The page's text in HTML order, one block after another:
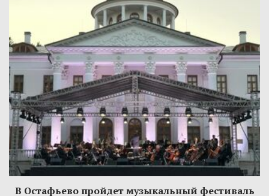
В Остафьево пройдет музыкальный фестиваль